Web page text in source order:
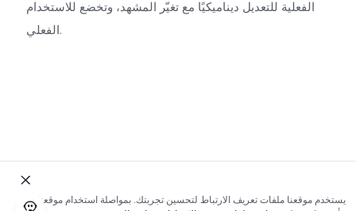
الفعلية للتعديل ديناميكيًا مع تغيّر المشهد، وتخضع للاستخدام
الفعلي.
يستخدم موقعنا ملفات تعريف الارتباط لتحسين تجربتك. بمواصلة استخدام موقعنا؛